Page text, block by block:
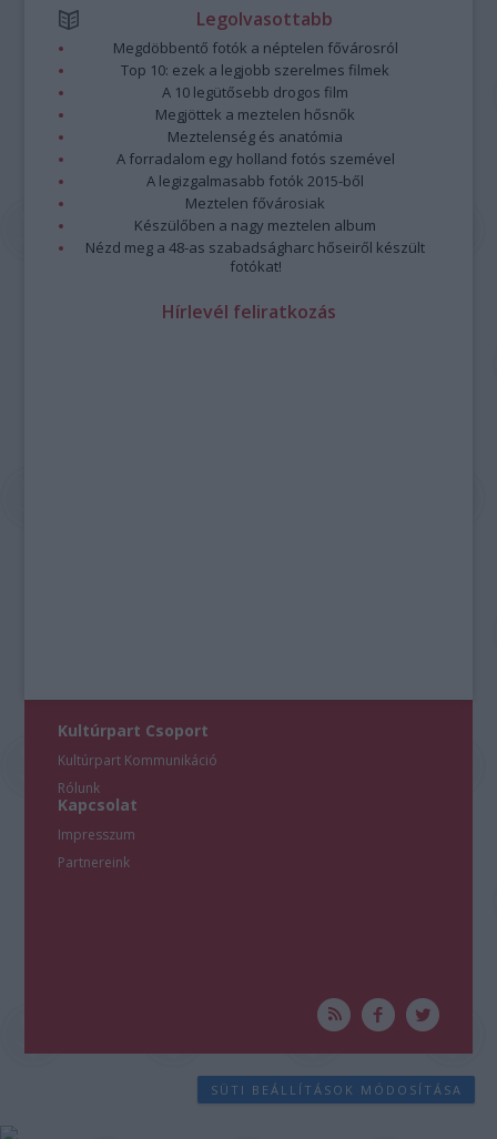
Legolvasottabb
Megdöbbentő fotók a néptelen fővárosról
Top 10: ezek a legjobb szerelmes filmek
A 10 legütősebb drogos film
Megjöttek a meztelen hősnők
Meztelenség és anatómia
A forradalom egy holland fotós szemével
A legizgalmasabb fotók 2015-ből
Meztelen fővárosiak
Készülőben a nagy meztelen album
Nézd meg a 48-as szabadságharc hőseiről készült
fotókat!
Hírlevél feliratkozás
Kultúrpart Csoport
Kultúrpart Kommunikáció
Rólunk
Kapcsolat
Impresszum
Partnereink
SÜTI BEÁLLÍTÁSOK MÓDOSÍTÁSA